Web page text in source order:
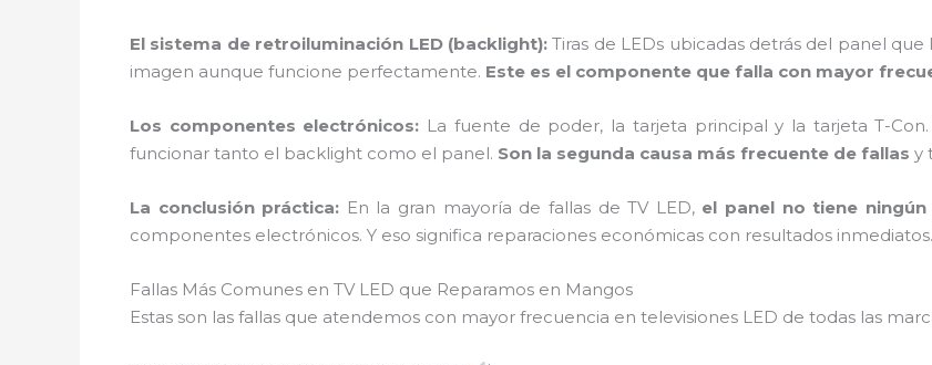
El sistema de retroiluminación LED (backlight):Tiras de LEDs ubicadas detrás del panel
imagen aunque funcione perfectamente. Este es el componente que falla con mayor
Los componentes electrónicos: La fuente de poder, la tarjeta principal y la tarjeta T-
funcionar tanto el backlight como el panel. Son la segunda causa más frecuente de fallas y
La conclusión práctica: En la gran mayoría de fallas de TV LED, el panel no tiene ningún
componentes electrónicos. Y eso significa reparaciones económicas con resultados inmediatos.
Fallas Más Comunes en TV LED que Reparamos en Mangos
Estas son las fallas que atendemos con mayor frecuencia en televisiones LED de todas las